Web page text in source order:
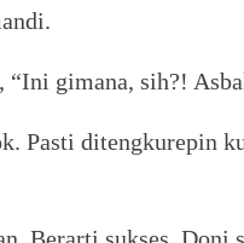
gimana, sih?!
Pasti ditengkurepin